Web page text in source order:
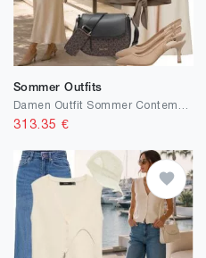
Sommer Outfits
313.35 €